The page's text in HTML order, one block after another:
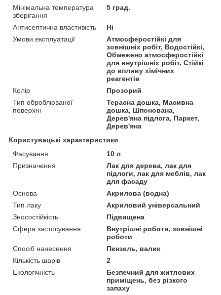
Мінімальна температура
зберігання
5 град.
Антисептична властивість
Ні
Умови експлуатації
Атмосферостійкі для
зовнішніх робіт, Водостійкі,
Обмежено атмосферостійкі
для внутрішніх робіт, Стійкі
до впливу хімічних
реагентів
Колір
Прозорий
Тип оброблюваної
поверхні
Терасна дошка, Масивна
дошка, Шпонована,
Дерев'яна підлога, Паркет,
Дерев'яна
Користувацькі характеристики
Фасування
10 л
Призначення
Лак для дерева, лак для
підлоги, лак для меблів, лак
для фасаду
Основа
Акрилова (водна)
Тип лаку
Акриловий універсальний
Зносостійкість
Підвищена
Сфера застосування
Внутрішні роботи, зовнішні
роботи
Спосіб нанесення
Пензель, валик
Кількість шарів
2
Екологічність
Безпечний для житлових
приміщень, без різкого
запаху